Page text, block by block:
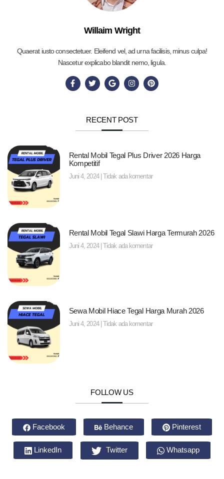
Willaim Wright
Quaerat iusto consectetuer. Eleifend vel, ad urna facilisis, minus culpa!
Nascetur explicabo blandit nemo, ligula.
RECENT POST
Rental Mobil Tegal Plus Driver 2026 Harga
Kompetitif
Juni 4, 2024 Tidak ada komentar
Rental Mobil Tegal Slawi Harga Termurah 2026
Juni 4, 2024 Tidak ada komentar
Sewa Mobil Hiace Tegal Harga Murah 2026
Juni 4, 2024 Tidak ada komentar
FOLLOW US
Facebook Behance Pinterest
LinkedIn Twitter Whatsapp